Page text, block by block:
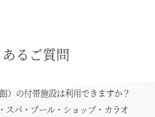
るご質問
）の付帯施設は利用できますか？
スパ・プール・ショップ・カラオ